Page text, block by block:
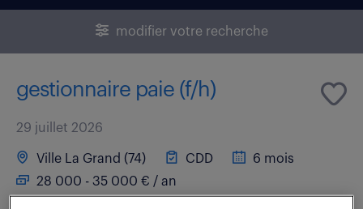
modifier votre recherche
gestionnaire paie (f/h)
29 juillet 2026
Ville La Grand (74) CDD
6 mois
28 000 - 35 000 € / an